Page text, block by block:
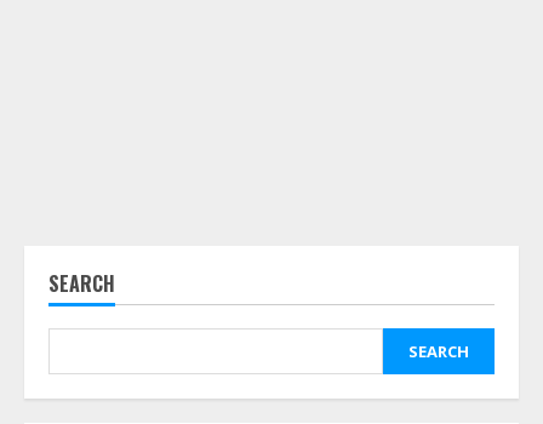
SEARCH
SEARCH